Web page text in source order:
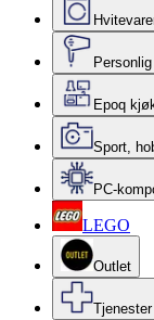
Epoq
Sport,
PC-
LEGO
Outlet